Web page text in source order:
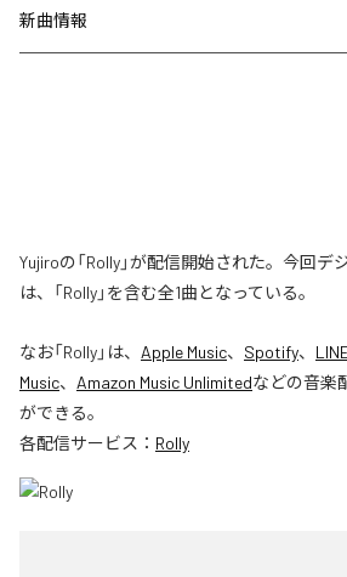
新曲情報
Yujiroの「Rolly」が配信開始された。今回
は、「Rolly」を含む全1曲となっている。
なお「Rolly」は、 Apple Music、 Spotify、
Music、 Amazon Music Unlimitedなどの音楽
ができる。
各配信サービス： Rolly